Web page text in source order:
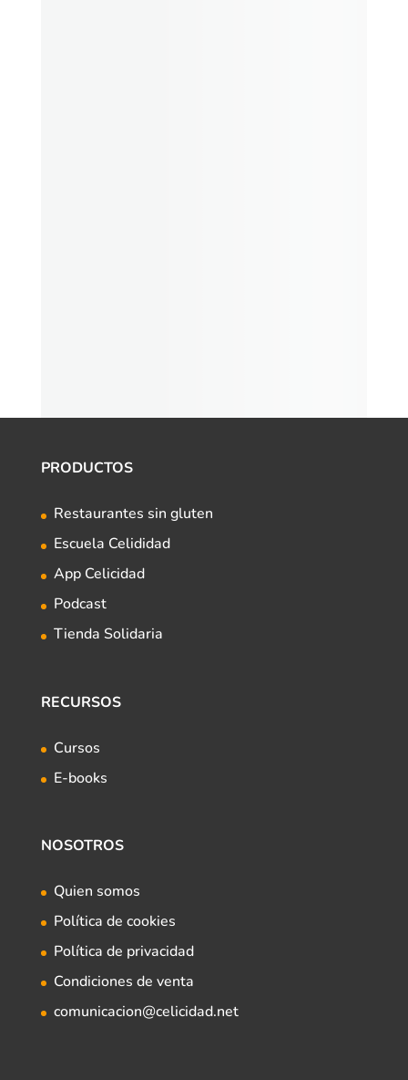
PRODUCTOS
Restaurantes sin gluten
Escuela Celididad
App Celicidad
Podcast
Tienda Solidaria
RECURSOS
Cursos
E-books
NOSOTROS
Quien somos
Política de cookies
Política de privacidad
Condiciones de venta
comunicacion@celicidad.net